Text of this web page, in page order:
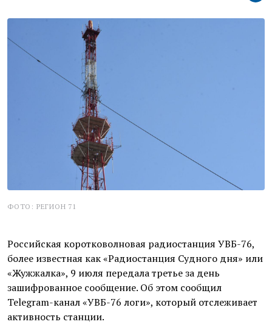
ФОТО: РЕГИОН 71
Российская коротковолновая радиостанция УВБ-76,
более известная как «Радиостанция Судного дня» или
«Жужжалка», 9 июля передала третье за день
зашифрованное сообщение. Об этом сообщил
Telegram-канал «УВБ-76 логи», который отслеживает
активность станции.